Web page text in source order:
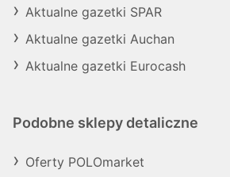
Aktualne gazetki SPAR
Aktualne gazetki Auchan
Aktualne gazetki Eurocash
Podobne sklepy detaliczne
Oferty POLOmarket